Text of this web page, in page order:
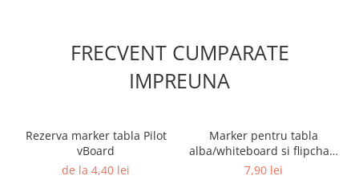
Perforatoare
Tavite pentru documente
Tus , tusiere si indigo
Foarfeci si cuttere
FRECVENT CUMPARATE
IMPREUNA
Rezerva marker tabla Pilot
vBoard
de la 4,40 lei
Marker pentru tabla
alba/whiteboard si flipchart
vBoard Pilot verde
7,90 lei